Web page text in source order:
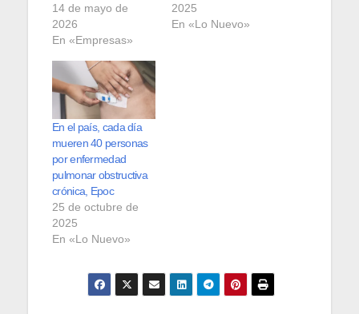
14 de mayo de
2026
En «Empresas»
2025
En «Lo Nuevo»
En el país, cada día
mueren 40 personas
por enfermedad
pulmonar obstructiva
crónica, Epoc
25 de octubre de
2025
En «Lo Nuevo»